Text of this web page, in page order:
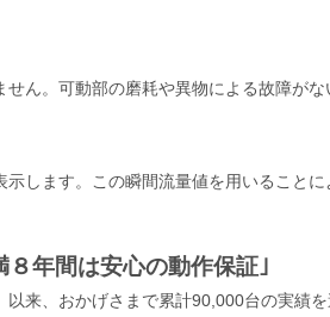
ん。可動部の磨耗や異物による故障が
します。この瞬間流量値を用いること
年間は安心の動作保証｣
来、おかげさまで累計90,000台の実績